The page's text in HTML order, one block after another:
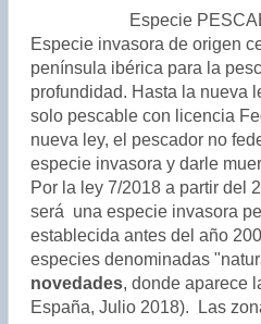
Especie
Especie invasora de origen
península ibérica para la
profundidad. Hasta la nueva
solo pescable con licencia
nueva ley, el pescador no
especie invasora y darle
Por la ley 7/2018 a partir del
será una especie invasora
establecida antes del año
especies denominadas
novedades, donde aparece
España, Julio 2018). Las